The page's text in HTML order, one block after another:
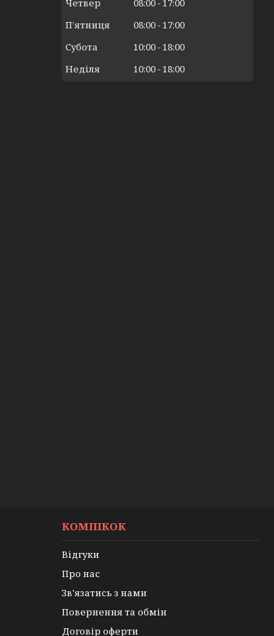
Пʼятниця
08:00 17:00
Субота
10:00 18:00
Неділя
10:00 18:00
КОМПІКОК
Відгуки
Про нас
Зв'язатись з нами
Повернення та обмін
Договір оферти